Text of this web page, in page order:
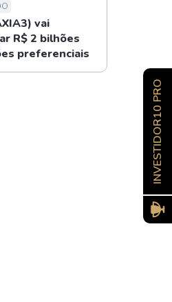
vai
R$ 2 bilhões
preferenciais
INVESTIDOR10 PRO